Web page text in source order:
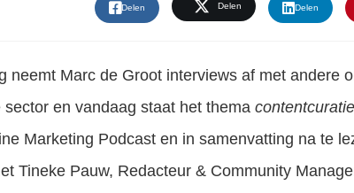
Delen Delen Delen
neemt Marc de Groot interviews af met andere
sector en vandaag staat het thema contentcuratie
Marketing Podcast en in samenvatting na te
Tineke Pauw, Redacteur & Community